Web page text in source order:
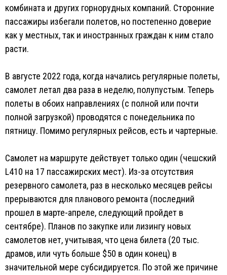
комбината и других горнорудных компаний. Сторонние
пассажиры избегали полетов, но постепенно доверие
как у местных, так и иностранных граждан к ним стало
расти.
В августе 2022 года, когда начались регулярные полеты,
самолет летал два раза в неделю, полупустым. Теперь
полеты в обоих направлениях (с полной или почти
полной загрузкой) проводятся с понедельника по
пятницу. Помимо регулярных рейсов, есть и чартерные.
Самолет на маршруте действует только один (чешский
L410 на 17 пассажирских мест). Из-за отсутствия
резервного самолета, раз в несколько месяцев рейсы
прерываются для планового ремонта (последний
прошел в марте-апреле, следующий пройдет в
сентябре). Планов по закупке или лизингу новых
самолетов нет, учитывая, что цена билета (20 тыс.
драмов, или чуть больше $50 в один конец) в
значительной мере субсидируется. По этой же причине